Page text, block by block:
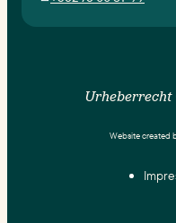
Urheberrecht
Website created